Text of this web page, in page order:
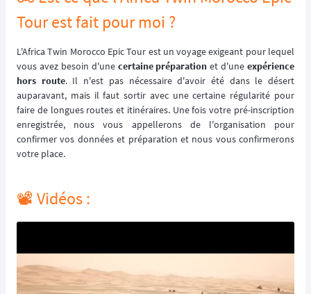
Tour est fait pour moi ?
L'Africa Twin Morocco Epic Tour est un voyage exigeant pour lequel
vous avez besoin d'une certaine préparation et d'une expérience
hors route. Il n'est pas nécessaire d'avoir été dans le désert
auparavant, mais il faut sortir avec une certaine régularité pour
faire de longues routes et itinéraires. Une fois votre pré-inscription
enregistrée, nous vous appellerons de l'organisation pour
confirmer vos données et préparation et nous vous confirmerons
votre place.
📽️ Vidéos :